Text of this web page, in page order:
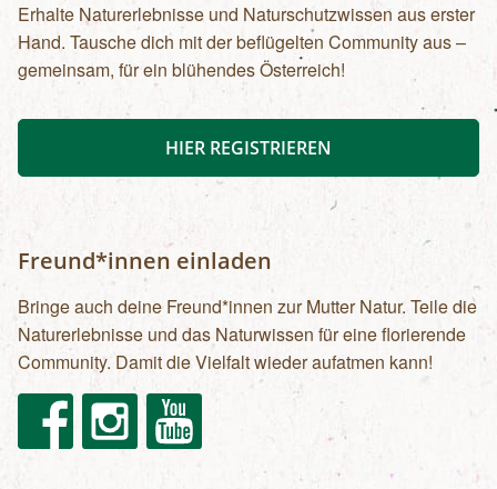
Erhalte Naturerlebnisse und Naturschutzwissen aus erster
Hand. Tausche dich mit der beflügelten Community aus –
gemeinsam, für ein blühendes Österreich!
HIER REGISTRIEREN
Freund*innen einladen
Bringe auch deine Freund*innen zur Mutter Natur. Teile die
Naturerlebnisse und das Naturwissen für eine florierende
Community. Damit die Vielfalt wieder aufatmen kann!
FacebookInstagram Youtube